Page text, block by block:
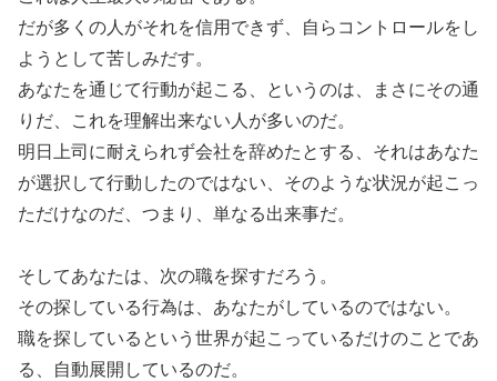
だが多くの人がそれを信用できず、自らコントロールをし
ようとして苦しみだす。
あなたを通じて行動が起こる、というのは、まさにその通
りだ、これを理解出来ない人が多いのだ。
明日上司に耐えられず会社を辞めたとする、それはあなた
が選択して行動したのではない、そのような状況が起こっ
ただけなのだ、つまり、単なる出来事だ。
そしてあなたは、次の職を探すだろう。
その探している行為は、あなたがしているのではない。
職を探しているという世界が起こっているだけのことであ
る、自動展開しているのだ。